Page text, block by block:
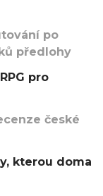
po
předlohy
pro
české
kterou doma